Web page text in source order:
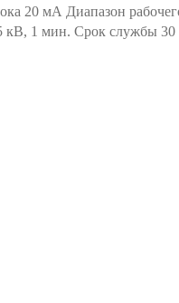
20 мА Диапазон
кВ, 1 мин. Срок службы 30